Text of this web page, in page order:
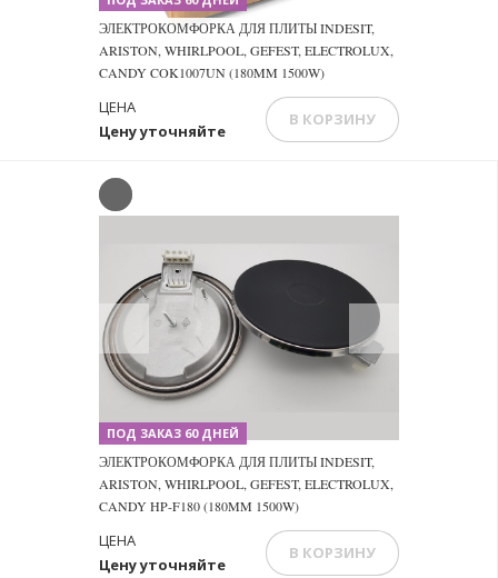
ЭЛЕКТРОКОМФОРКА ДЛЯ ПЛИТЫ INDESIT,
ARISTON, WHIRLPOOL, GEFEST, ELECTROLUX,
CANDY COK1007UN (180MM 1500W)
Цену уточняйте
ЦЕНА
В КОРЗИНУ
Previous Next
ПОД ЗАКАЗ 60 ДНЕЙ
ЭЛЕКТРОКОМФОРКА ДЛЯ ПЛИТЫ INDESIT,
ARISTON, WHIRLPOOL, GEFEST, ELECTROLUX,
CANDY HP-F180 (180MM 1500W)
Цену уточняйте
ЦЕНА
В КОРЗИНУ